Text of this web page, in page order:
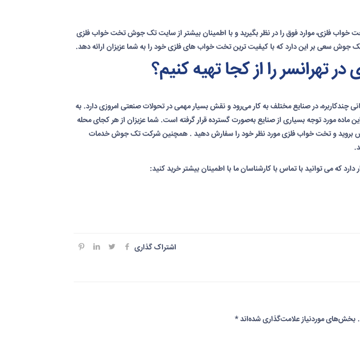
خواب فلزی، موارد فوق را در نظر بگیرید و با اطمینان بیشتر از سایت تک جوش تخت خواب فلزی
جوش سعی بر این دارد که با کیفیت ترین تخت خواب های فلزی خود را به شما عزیزان ارائه دهد.
تهرانسر را از کجا تهیه کنیم؟
چندکاربره، در صنایع مختلف به کار می‌رود و نقش بسیار مهمی در تحولات صنعتی امروزی دارد. به
ماده مورد توجه بسیاری از صنایع به‌صورت گسترده قرار گرفته است. شما عزیزان از هر کجای محله
بروید و تخت خواب فلزی مورد نظر خود را سفارش دهید . همچنین شرکت تک جوش خدمات
که می توانید با تماس با کارشناسان ما با اطمینان بیشتر خرید کنید:
اشتراک گذاری
بخش‌های موردنیاز علامت‌گذاری شده‌اند*